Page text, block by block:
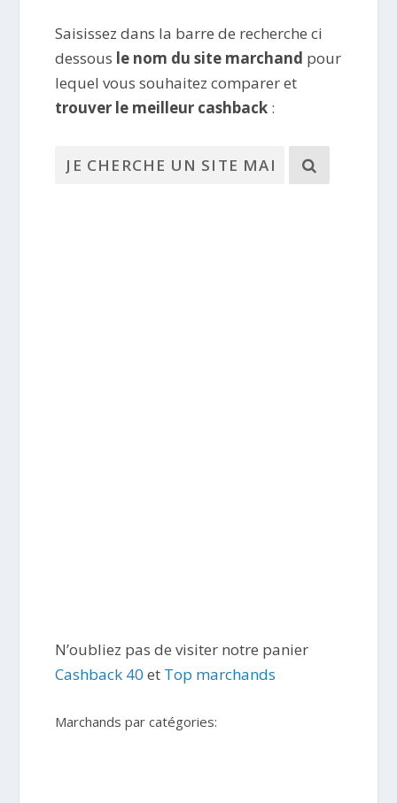
Saisissez dans la barre de recherche ci
dessous le nom du site marchand pour
lequel vous souhaitez comparer et
trouver le meilleur cashback :
N’oubliez pas de visiter notre panier
Cashback 40 et Top marchands
Marchands par catégories: